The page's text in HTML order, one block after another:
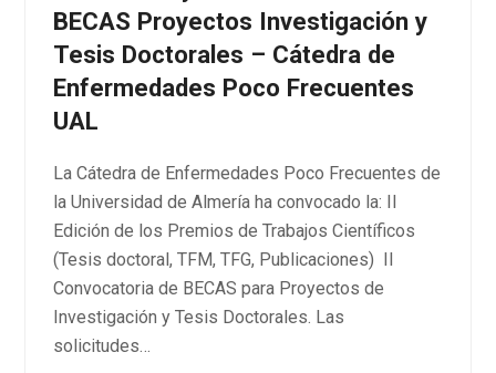
BECAS Proyectos Investigación y
Tesis Doctorales – Cátedra de
Enfermedades Poco Frecuentes
UAL
La Cátedra de Enfermedades Poco Frecuentes de
la Universidad de Almería ha convocado la: II
Edición de los Premios de Trabajos Científicos
(Tesis doctoral, TFM, TFG, Publicaciones) II
Convocatoria de BECAS para Proyectos de
Investigación y Tesis Doctorales. Las
solicitudes…